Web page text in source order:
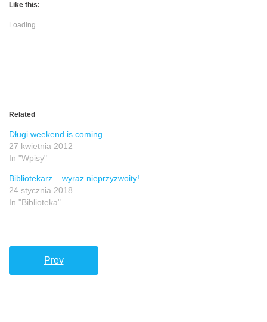
Like this:
Loading...
Related
Długi weekend is coming…
27 kwietnia 2012
In "Wpisy"
Bibliotekarz – wyraz nieprzyzwoity!
24 stycznia 2018
In "Biblioteka"
Prev